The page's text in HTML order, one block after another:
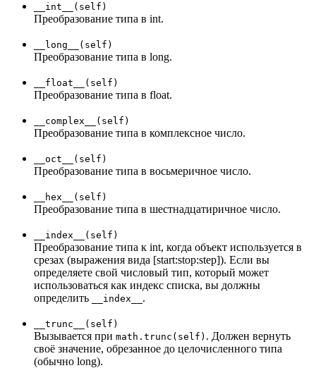
__int__(self)
Преобразование типа в int.
__long__(self)
Преобразование типа в long.
__float__(self)
Преобразование типа в float.
__complex__(self)
Преобразование типа в комплексное число.
__oct__(self)
Преобразование типа в восьмеричное число.
__hex__(self)
Преобразование типа в шестнадцатиричное число.
__index__(self)
Преобразование типа к int, когда объект используется в
срезах (выражения вида [start:stop:step]). Если вы
определяете свой числовый тип, который может
использоваться как индекс списка, вы должны
определить
__index__ .
__trunc__(self)
Вызывается при math.trunc(self) . Должен вернуть
своё значение, обрезанное до целочисленного типа
(обычно long).